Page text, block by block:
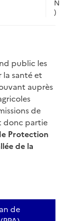
N
)
public les
la santé et
auprès
de
donc partie
Protection
de la
de